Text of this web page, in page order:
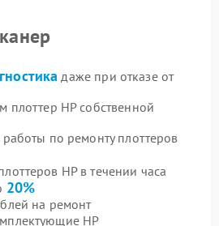
даже при отказе от
плоттер HP собственной
по ремонту плоттеров
HP в течении часа
20%
на ремонт
HP